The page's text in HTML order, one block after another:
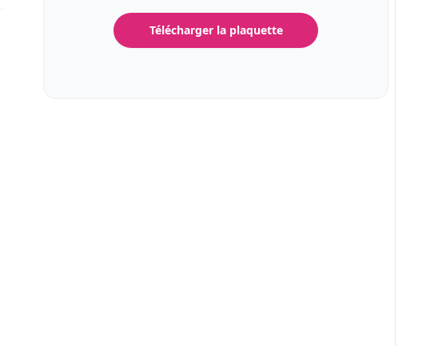
Télécharger la plaquette